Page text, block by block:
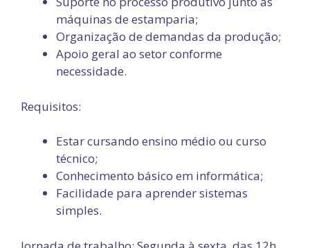
máquinas de estamparia;
Organização de demandas da produção;
Apoio geral ao setor conforme
necessidade.
Requisitos:
Estar cursando ensino médio ou curso
técnico;
Conhecimento básico em informática;
Facilidade para aprender sistemas
simples.